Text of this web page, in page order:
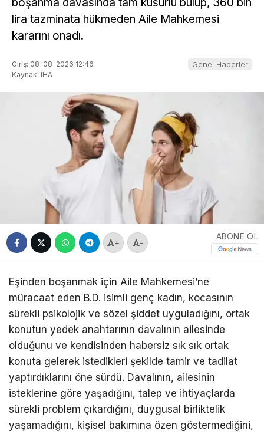
lira tazminata hükmeden Aile Mahkemesi
kararını onadı.
Giriş: 08-08-2026 12:46
Kaynak: İHA
Genel Haberler
+ -
ABONE OL
Eşinden boşanmak için Aile Mahkemesi’ne
müracaat eden B.D. isimli genç kadın, kocasının
sürekli psikolojik ve sözel şiddet uyguladığını, ortak
konutun yedek anahtarının davalının ailesinde
olduğunu ve kendisinden habersiz sık sık ortak
konuta gelerek istedikleri şekilde tamir ve tadilat
yaptırdıklarını öne sürdü. Davalının, ailesinin
isteklerine göre yaşadığını, talep ve ihtiyaçlarda
sürekli problem çıkardığını, duygusal birliktelik
yaşamadığını, kişisel bakımına özen göstermediğini,